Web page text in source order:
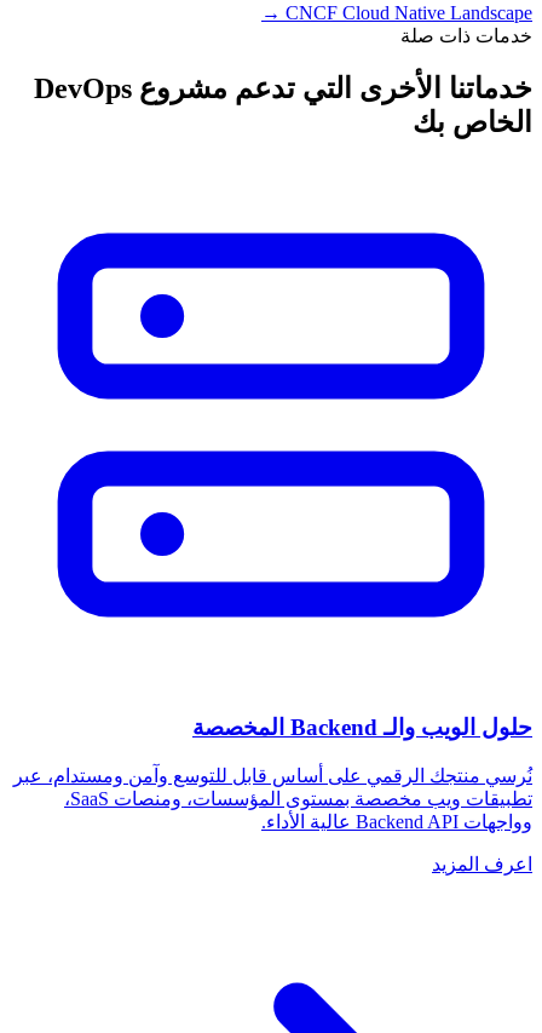
CNCF Cloud Native Landscape
→
خدمات ذات صلة
خدماتنا الأخرى التي تدعم مشروع DevOps
الخاص بك
حلول الويب والـ Backend المخصصة
نُرسي منتجك الرقمي على أساس قابل للتوسع وآمن ومستدام، عبر
تطبيقات ويب مخصصة بمستوى المؤسسات، ومنصات SaaS،
وواجهات Backend API عالية الأداء.
اعرف المزيد